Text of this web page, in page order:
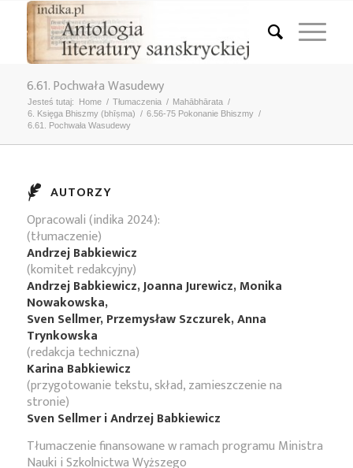
6.61. Pochwała Wasudewy
Jesteś tutaj: Home / Tłumaczenia / Mahābhārata /
6. Księga Bhiszmy (bhīṣma) / 6.56-75 Pokonanie Bhiszmy /
6.61. Pochwała Wasudewy
AUTORZY
Opracowali (indika 2024):
(tłumaczenie)
Andrzej Babkiewicz
(komitet redakcyjny)
Andrzej Babkiewicz, Joanna Jurewicz, Monika
Nowakowska,
Sven Sellmer, Przemysław Szczurek, Anna
Trynkowska
(redakcja techniczna)
Karina Babkiewicz
(przygotowanie tekstu, skład, zamieszczenie na
stronie)
Sven Sellmer i Andrzej Babkiewicz
Tłumaczenie finansowane w ramach programu Ministra
Nauki i Szkolnictwa Wyższego